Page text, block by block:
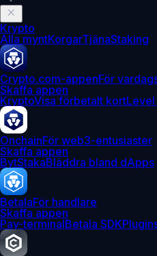
Krypto
Alla myntKorgarTjänaStaking
Crypto.com-appenFör
Skaffa appen
KryptoVisa förbetalt kortLevel
OnchainFör web3-entusiaster
Skaffa appen
BytStakaBläddra bland dApps
BetalaFör handlare
Skaffa appen
Pay-terminalBetala SDK